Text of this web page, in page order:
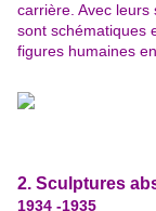
carrière. Avec
sont schématiques
figures humaines
2. Sculptures
1934 -1935